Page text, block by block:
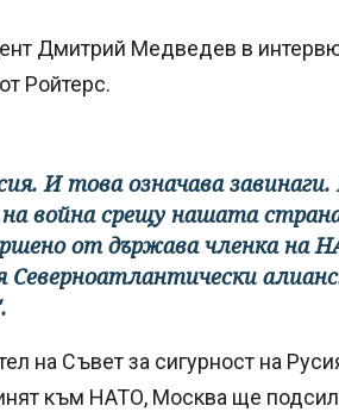
Дмитрий Медведев в
Ройтерс.
И това означава завинаги.
война срещу нашата
от държава членка на
Северноатлантически
на Съвет за сигурност на
към НАТО, Москва ще